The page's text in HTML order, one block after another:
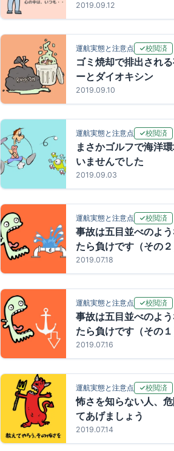
2019.09.12
運航実態と注意点 校閲済
ゴミ焼却で排出され
ーとダイオキシン
2019.09.10
運航実態と注意点 校閲済
まさかゴルフで海洋
いませんでした
2019.09.03
運航実態と注意点 校閲済
事故は五目並べのよ
たら負けです（その２
2019.07.18
運航実態と注意点 校閲済
事故は五目並べのよ
たら負けです（その１
2019.07.16
運航実態と注意点 校閲済
怖さを知らない人、
てあげましょう
2019.07.14